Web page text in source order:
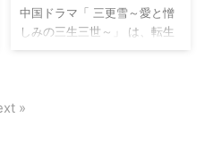
も、お互いを信じ続ける純粋
な愛の物語が多くの見る方の
～」配信どこでみれ
る？
中国ドラマ「 三更雪～愛と憎
しみの三生三世～」 は、転生
をテーマにした愛憎ドラマで
い、見る方を物語の世界へ引
»